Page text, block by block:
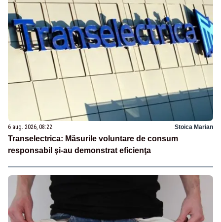
6 aug. 2026, 08:22 Stoica Marian
Transelectrica: Măsurile voluntare de consum
responsabil şi-au demonstrat eficienţa